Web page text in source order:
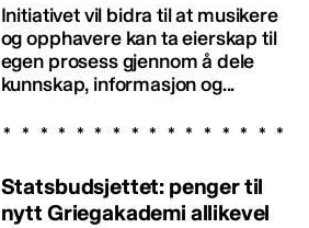
Initiativet vil bidra til at musikere
og opphavere kan ta eierskap til
egen prosess gjennom å dele
kunnskap, informasjon og...
Statsbudsjettet: penger til
nytt Griegakademi allikevel